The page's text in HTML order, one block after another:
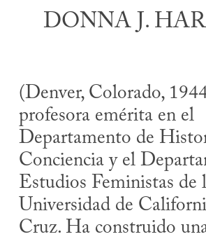
DONNA J.
(Denver, Colorado,
profesora emérita en el
Departamento de
Conciencia y el
Estudios Feministas de
Universidad de
Cruz. Ha construido